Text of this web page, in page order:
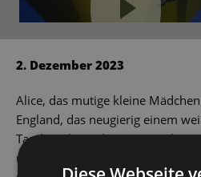
2. Dezember 2023
Alice, das mutige kleine
England, das neugierig einem
Taschenuhr und Westentasche
unter die Erde gefallen mal